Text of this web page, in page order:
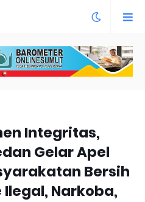
Integritas,
Gelar Apel
Bersih
Narkoba,